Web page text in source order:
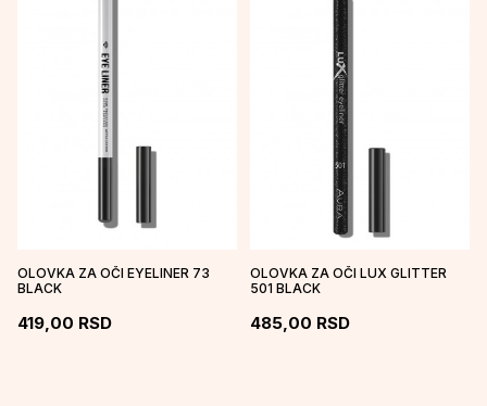
OLOVKA ZA OČI EYELINER 73
BLACK
419,00 RSD
OLOVKA ZA OČI LUX GLITTER
501 BLACK
485,00 RSD